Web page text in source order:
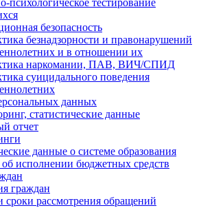
психологическое тестирование
безопасность
безнадзорности и правонарушений
и в отношении их
наркомании, ПАВ, ВИЧ/СПИД
суицидального поведения
данных
статистические данные
отчет
данные о системе образования
исполнении бюджетных средств
граждан
сроки рассмотрения обращений